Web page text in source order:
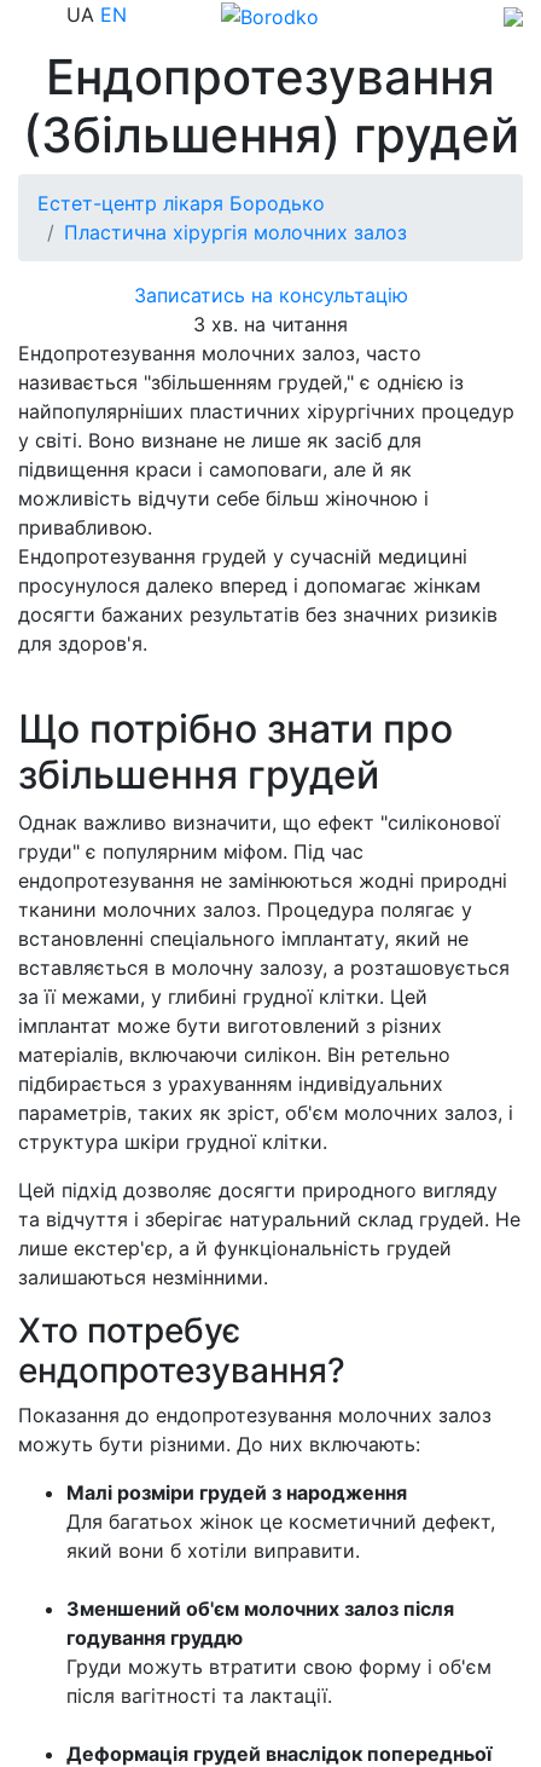
UA EN
Ендопротезування
(Збільшення) грудей
Естет-центр лікаря Бородько
Пластична хірургія молочних залоз
Записатись на консультацію
3 хв. на читання
Ендопротезування молочних залоз, часто
називається "збільшенням грудей," є однією із
найпопулярніших пластичних хірургічних процедур
у світі. Воно визнане не лише як засіб для
підвищення краси і самоповаги, але й як
можливість відчути себе більш жіночною і
привабливою.
Ендопротезування грудей у сучасній медицині
просунулося далеко вперед і допомагає жінкам
досягти бажаних результатів без значних ризиків
для здоров'я.
Що потрібно знати про
збільшення грудей
Однак важливо визначити, що ефект "силіконової
груди" є популярним міфом. Під час
ендопротезування не замінюються жодні природні
тканини молочних залоз. Процедура полягає у
встановленні спеціального імплантату, який не
вставляється в молочну залозу, а розташовується
за її межами, у глибині грудної клітки. Цей
імплантат може бути виготовлений з різних
матеріалів, включаючи силікон. Він ретельно
підбирається з урахуванням індивідуальних
параметрів, таких як зріст, об'єм молочних залоз, і
структура шкіри грудної клітки.
Цей підхід дозволяє досягти природного вигляду
та відчуття і зберігає натуральний склад грудей. Не
лише екстер'єр, а й функціональність грудей
залишаються незмінними.
Хто потребує
ендопротезування?
Показання до ендопротезування молочних залоз
можуть бути різними. До них включають:
Малі розміри грудей з народження
Для багатьох жінок це косметичний дефект,
який вони б хотіли виправити.
Зменшений об'єм молочних залоз після
годування груддю
Груди можуть втратити свою форму і об'єм
після вагітності та лактації.
Деформація грудей внаслідок попередньої